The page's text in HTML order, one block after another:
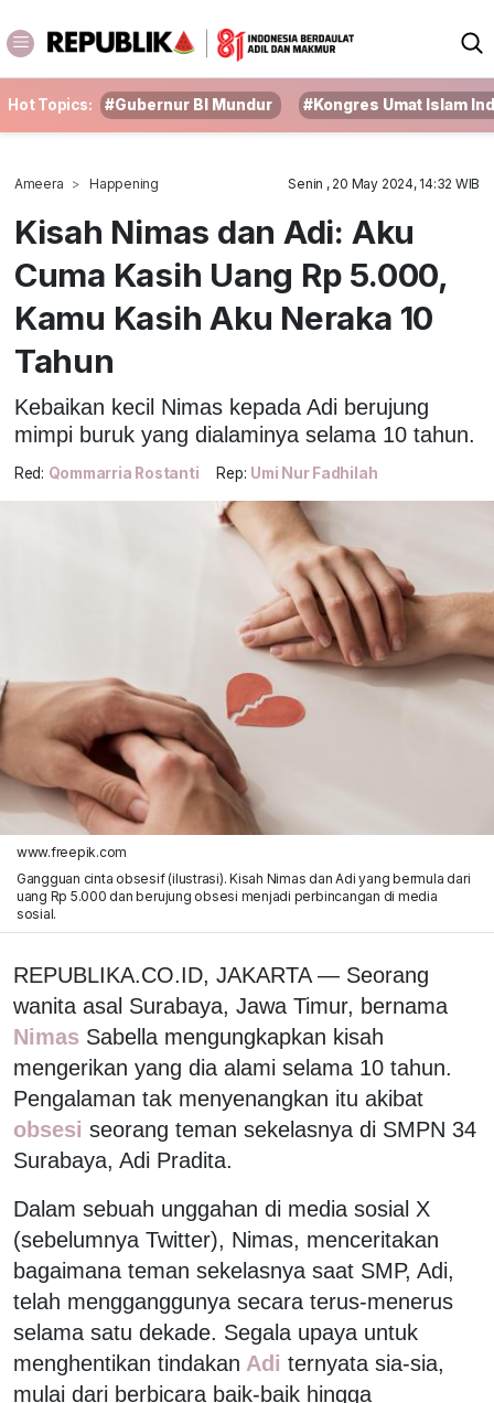
Hot Topics: #Gubernur BI Mundur #Kongres Umat Islam
Ameera Happening Senin , 20 May 2024, 14:32 WIB
Kisah Nimas dan Adi: Aku
Cuma Kasih Uang Rp 5.000,
Kamu Kasih Aku Neraka 10
Tahun
Kebaikan kecil Nimas kepada Adi berujung
mimpi buruk yang dialaminya selama 10 tahun.
Red: Qommarria Rostanti Rep: Umi Nur Fadhilah
www.freepik.com
Gangguan cinta obsesif (ilustrasi). Kisah Nimas dan Adi yang bermula dari
uang Rp 5.000 dan berujung obsesi menjadi perbincangan di media
sosial.
REPUBLIKA.CO.ID, JAKARTA — Seorang
wanita asal Surabaya, Jawa Timur, bernama
Nimas Sabella mengungkapkan kisah
mengerikan yang dia alami selama 10 tahun.
Pengalaman tak menyenangkan itu akibat
obsesi seorang teman sekelasnya di SMPN 34
Surabaya, Adi Pradita.
Dalam sebuah unggahan di media sosial X
(sebelumnya Twitter), Nimas, menceritakan
bagaimana teman sekelasnya saat SMP, Adi,
telah mengganggunya secara terus-menerus
selama satu dekade. Segala upaya untuk
menghentikan tindakan Adi ternyata sia-sia,
mulai dari berbicara baik-baik hingga